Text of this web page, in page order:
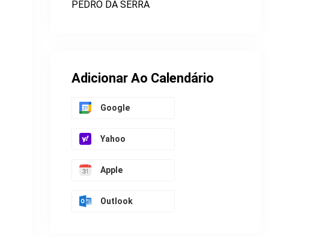
PEDRO DA SERRA
Adicionar Ao Calendário
Google
Yahoo
Apple
Outlook